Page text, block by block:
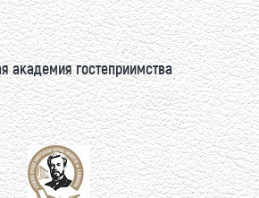
академия гостеприимства